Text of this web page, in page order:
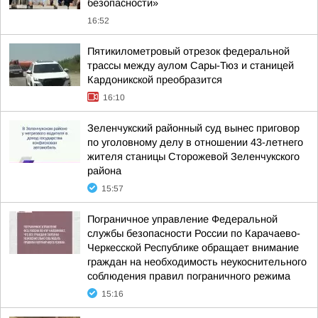
безопасности»
16:52
Пятикилометровый отрезок федеральной
трассы между аулом Сары-Тюз и станицей
Кардоникской преобразится
16:10
Зеленчукский районный суд вынес приговор
по уголовному делу в отношении 43-летнего
жителя станицы Сторожевой Зеленчукского
района
15:57
Пограничное управление Федеральной
службы безопасности России по Карачаево-
Черкесской Республике обращает внимание
граждан на необходимость неукоснительного
соблюдения правил пограничного режима
15:16